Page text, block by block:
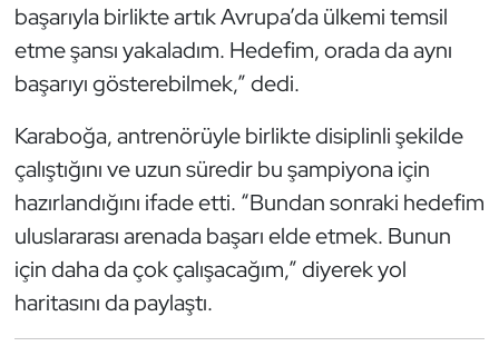
başarıyla birlikte artık Avrupa’da ülkemi temsil
etme şansı yakaladım. Hedefim, orada da aynı
başarıyı gösterebilmek,” dedi.
Karaboğa, antrenörüyle birlikte disiplinli şekilde
çalıştığını ve uzun süredir bu şampiyona için
hazırlandığını ifade etti. “Bundan sonraki hedefim
uluslararası arenada başarı elde etmek. Bunun
için daha da çok çalışacağım,” diyerek yol
haritasını da paylaştı.
Judo ve Kuraş
Kano ve Rafting
Karate
Kayak
Kempo
Kick Boks